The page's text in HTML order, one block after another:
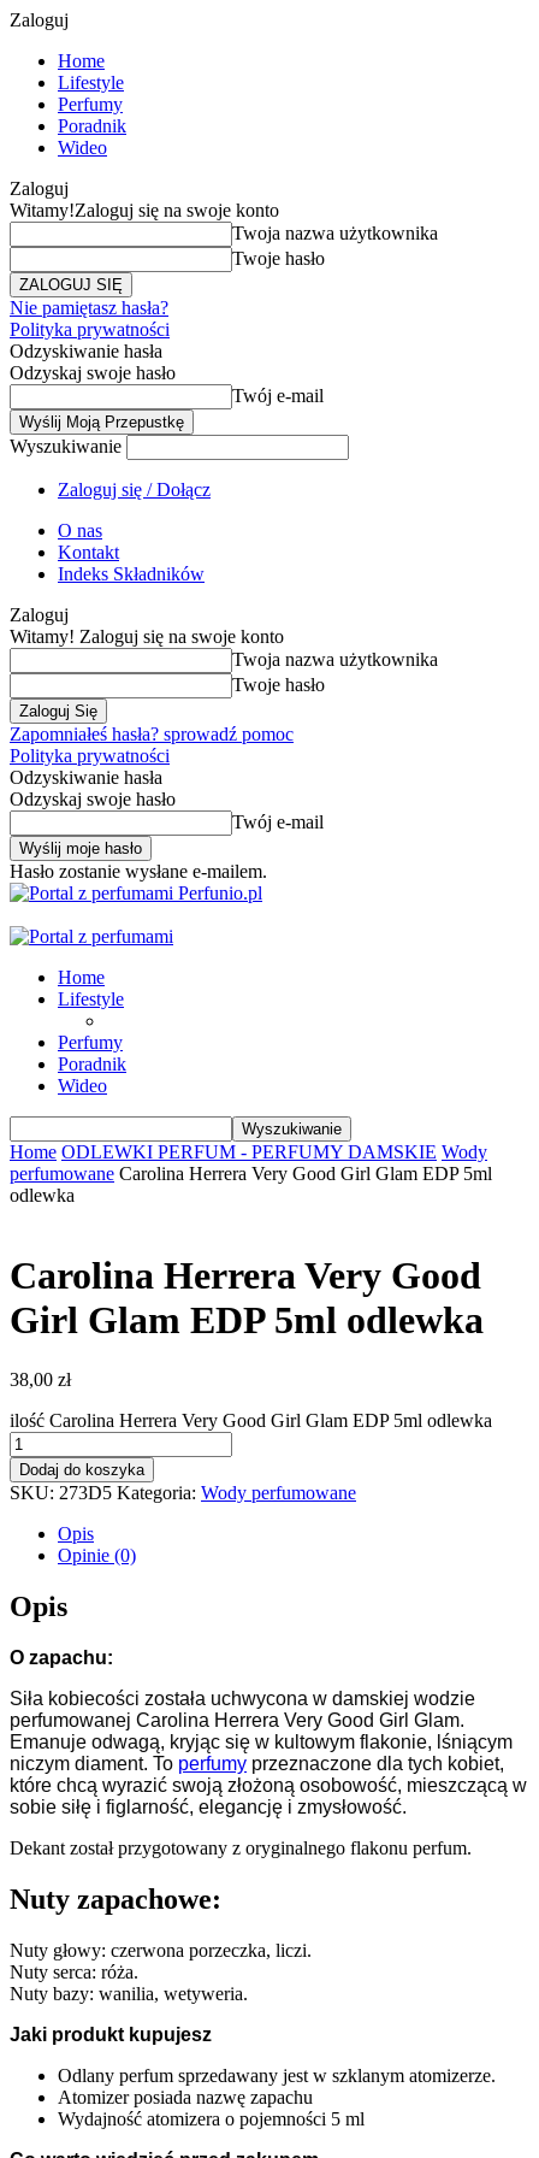
Zaloguj
Home
Lifestyle
Perfumy
Poradnik
Wideo
Zaloguj
Witamy!Zaloguj się na swoje konto
Twoja nazwa użytkownika
Twoje hasło
Nie pamiętasz hasła?
Polityka prywatności
Odzyskiwanie hasła
Odzyskaj swoje hasło
Twój e-mail
Wyszukiwanie
Zaloguj się / Dołącz
O nas
Kontakt
Indeks Składników
Zaloguj
Witamy! Zaloguj się na swoje konto
Twoja nazwa użytkownika
Twoje hasło
Zapomniałeś hasła? sprowadź pomoc
Polityka prywatności
Odzyskiwanie hasła
Odzyskaj swoje hasło
Twój e-mail
Hasło zostanie wysłane e-mailem.
Perfunio.pl
Home
Lifestyle
Perfumy
Poradnik
Wideo
Home ODLEWKI PERFUM - PERFUMY DAMSKIE Wody
perfumowane Carolina Herrera Very Good Girl Glam EDP 5ml
odlewka
Carolina Herrera Very Good
Girl Glam EDP 5ml odlewka
38,00 zł
ilość Carolina Herrera Very Good Girl Glam EDP 5ml odlewka
Dodaj do koszyka
SKU: 273D5 Kategoria: Wody perfumowane
Opis
Opinie (0)
Opis
O zapachu:
Siła kobiecości została uchwycona w damskiej wodzie
perfumowanej Carolina Herrera Very Good Girl Glam.
Emanuje odwagą, kryjąc się w kultowym flakonie, lśniącym
niczym diament. To perfumy przeznaczone dla tych kobiet,
które chcą wyrazić swoją złożoną osobowość, mieszczącą w
sobie siłę i figlarność, elegancję i zmysłowość.
Dekant został przygotowany z oryginalnego flakonu perfum.
Nuty zapachowe:
Nuty głowy: czerwona porzeczka, liczi.
Nuty serca: róża.
Nuty bazy: wanilia, wetyweria.
Jaki produkt kupujesz
Odlany perfum sprzedawany jest w szklanym atomizerze.
Atomizer posiada nazwę zapachu
Wydajność atomizera o pojemności 5 ml